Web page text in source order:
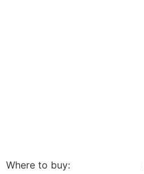
Where to buy: